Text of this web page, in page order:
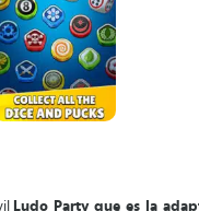
Ludo Party que es la